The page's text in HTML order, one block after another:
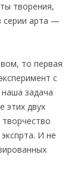
творения,
серии арта —
то первая
с
задача
этих двух
И не